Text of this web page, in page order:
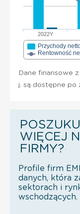
2022Y
Przychody
Rentowność
Dane finansowe
j. są dostępne po
WIĘCEJ
FIRMY?
Profile firm
danych, która
sektorach i
wschodzących.